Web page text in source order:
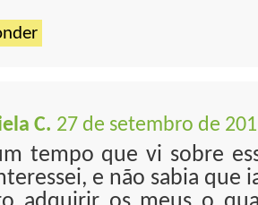
C. 27 de setembro de
tempo que vi sobre
e não sabia que